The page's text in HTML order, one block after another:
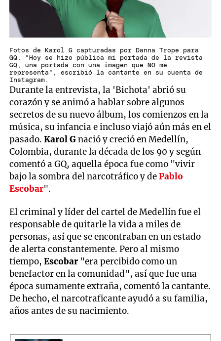
Fotos de Karol G capturadas por Danna Trope para
GQ. "Hoy se hizo pública mi portada de la revista
GQ, una portada con una imagen que NO me
representa", escribió la cantante en su cuenta de
Instagram.
Durante la entrevista, la 'Bichota' abrió su
corazón y se animó a hablar sobre algunos
secretos de su nuevo álbum, los comienzos en la
música, su infancia e incluso viajó aún más en el
pasado.Karol Gnació y creció en Medellín,
Colombia, durante la década de los 90 y según
comentó a GQ, aquella época fue como "vivir
bajo la sombra del narcotráfico y dePablo
Escobar".
El criminal y líder del cartel de Medellín fue el
responsable de quitarle la vida a miles de
personas, así que se encontraban en un estado
de alerta constantemente. Pero al mismo
tiempo,Escobar "era percibido como un
benefactor en la comunidad", así que fue una
época sumamente extraña, comentó la cantante.
De hecho, el narcotraficante ayudó a su familia,
años antes de su nacimiento.